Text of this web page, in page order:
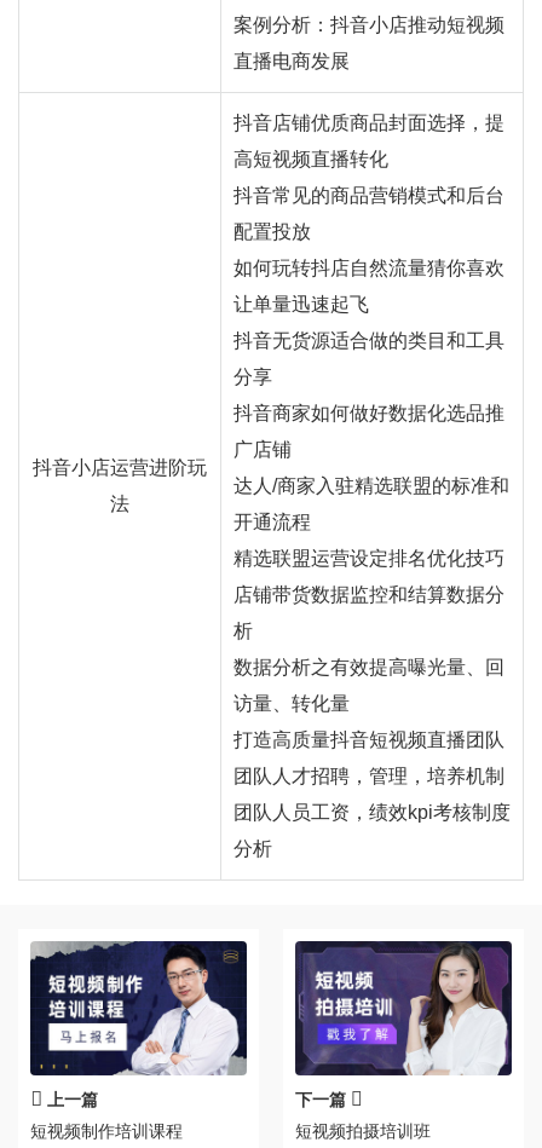
案例分析：抖音小店推动短视频
直播电商发展
抖音小店运营进阶玩
法
抖音店铺优质商品封面选择，提
高短视频直播转化
抖音常见的商品营销模式和后台
配置投放
如何玩转抖店自然流量猜你喜欢
让单量迅速起飞
抖音无货源适合做的类目和工具
分享
抖音商家如何做好数据化选品推
广店铺
达人/商家入驻精选联盟的标准和
开通流程
精选联盟运营设定排名优化技巧
店铺带货数据监控和结算数据分
析
数据分析之有效提高曝光量、回
访量、转化量
打造高质量抖音短视频直播团队
团队人才招聘，管理，培养机制
团队人员工资，绩效kpi考核制度
分析
上一篇
短视频制作培训课程
下一篇
短视频拍摄培训班